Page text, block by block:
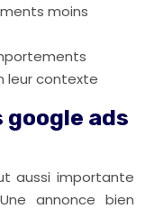
moins
leur contexte
google ads
aussi importante
annonce bien